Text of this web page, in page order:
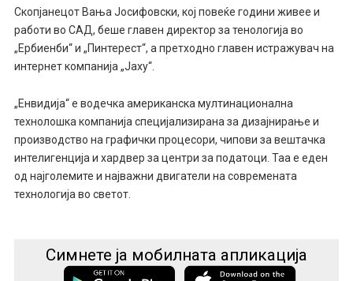
Скопјанецот Вања Јосифовски, кој повеќе години живее и
работи во САД, беше главен директор за тенологија во
„Ербиенби“ и „Пинтерест“, а претходно главен истражувач на
интернет компанија „Јаху“.
„Енвидија“ е водечка американска мултинационална
технолошка компанија специјализирана за дизајнирање и
производство на графички процесори, чипови за вештачка
интелигенција и хардвер за центри за податоци. Таа е еден
од најголемите и најважни двигатели на современата
технологија во светот.
Симнете ја мобилната апликација